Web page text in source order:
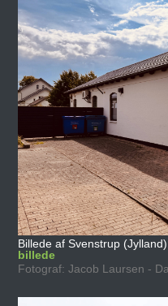
Billede af Svenstrup
billede
Fotograf: Jacob Laursen -